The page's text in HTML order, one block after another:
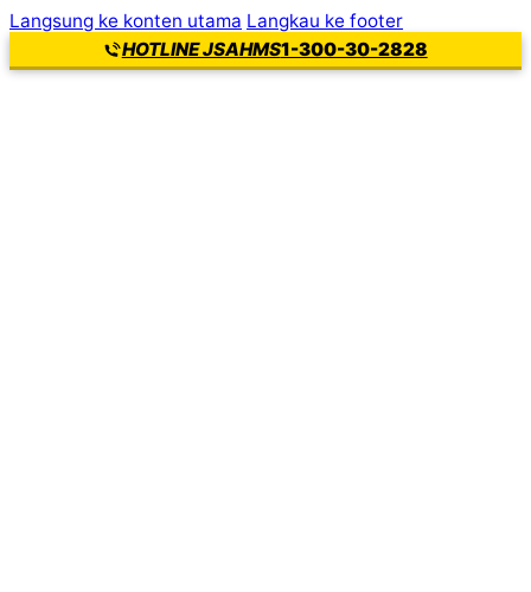
Langsung ke konten utama Langkau ke footer
HOTLINE JSAHMS1-300-30-2828